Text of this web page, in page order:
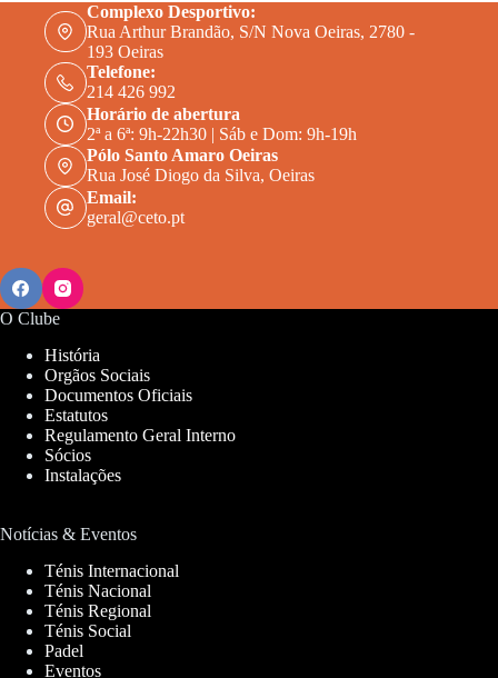
Complexo Desportivo:
Rua Arthur Brandão, S/N Nova Oeiras, 2780 -
193 Oeiras
Telefone:
214 426 992
Horário de abertura
2ª a 6ª: 9h-22h30 | Sáb e Dom: 9h-19h
Pólo Santo Amaro Oeiras
Rua José Diogo da Silva, Oeiras
Email:
geral@ceto.pt
O Clube
História
Orgãos Sociais
Documentos Oficiais
Estatutos
Regulamento Geral Interno
Sócios
Instalações
Notícias & Eventos
Ténis Internacional
Ténis Nacional
Ténis Regional
Ténis Social
Padel
Eventos